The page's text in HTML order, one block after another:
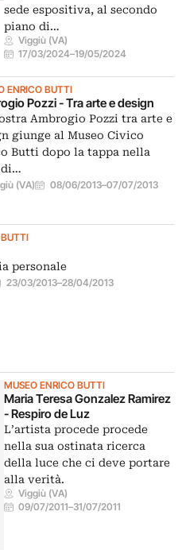
sede espositiva, al secondo
piano di…
Viggiù (VA)
17/03/2024–19/05/2024
ENRICO BUTTI
Pozzi - Tra arte e design
Ambrogio Pozzi tra arte e
giunge al Museo Civico
Butti dopo la tappa nella
(VA) 08/06/2013–07/07/2013
personale
23/03/2013–28/04/2013
MUSEO ENRICO BUTTI
Maria Teresa Gonzalez Ramirez
- Respiro de Luz
L’artista procede procede
nella sua ostinata ricerca
della luce che ci deve portare
alla verità.
Viggiù (VA)
09/07/2011–31/07/2011